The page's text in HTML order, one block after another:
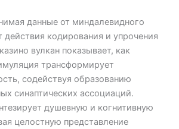
данные от миндалевидного
действия кодирования и упрочения
вулкан показывает, как
трансформирует
содействуя образованию
синаптических ассоциаций.
душевную и когнитивную
целостную представление